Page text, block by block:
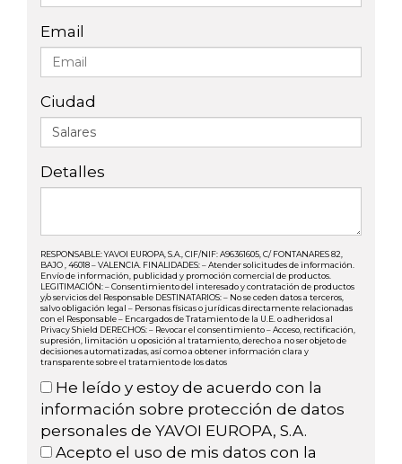
Email
Ciudad
Detalles
RESPONSABLE: YAVOI EUROPA, S.A., CIF/NIF: A96361605, C/ FONTANARES 82,
BAJO , 46018 – VALENCIA. FINALIDADES: – Atender solicitudes de información.
Envío de información, publicidad y promoción comercial de productos.
LEGITIMACIÓN: – Consentimiento del interesado y contratación de productos
y/o servicios del Responsable DESTINATARIOS: – No se ceden datos a terceros,
salvo obligación legal – Personas físicas o jurídicas directamente relacionadas
con el Responsable – Encargados de Tratamiento de la U.E. o adheridos al
Privacy Shield DERECHOS: – Revocar el consentimiento – Acceso, rectificación,
supresión, limitación u oposición al tratamiento, derecho a no ser objeto de
decisiones automatizadas, así como a obtener información clara y
transparente sobre el tratamiento de los datos
He leído y estoy de acuerdo con la
información sobre protección de datos
personales de YAVOI EUROPA, S.A.
Acepto el uso de mis datos con la